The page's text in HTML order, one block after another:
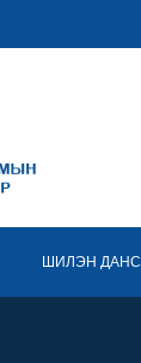
ШИЛЭН ДАНС